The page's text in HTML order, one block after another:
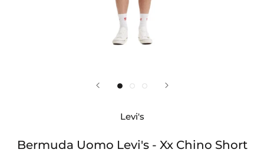
Levi's
Bermuda Uomo Levi's - Xx Chino Short